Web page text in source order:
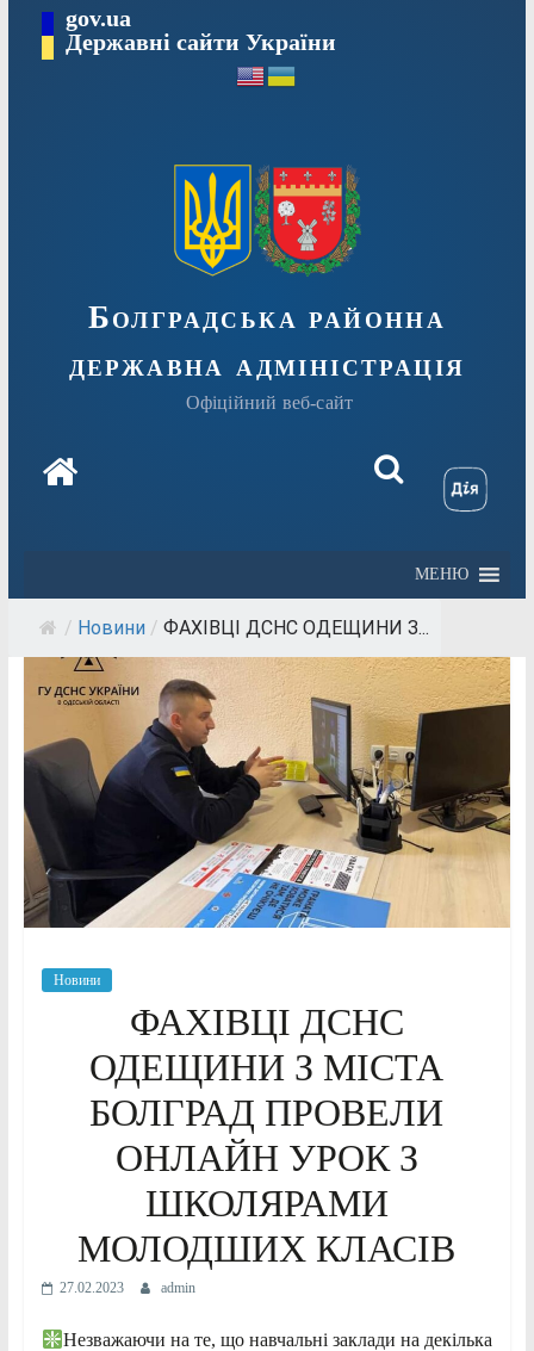
Перейтиgov.ua
Державні сайти України
Болградська районна
державна адміністрація
Офіційний веб-сайт
МЕНЮ
/ Новини / ФАХІВЦІ ДСНС ОДЕЩИНИ З...
Новини
ФАХІВЦІ ДСНС
ОДЕЩИНИ З МІСТА
БОЛГРАД ПРОВЕЛИ
ОНЛАЙН УРОК З
ШКОЛЯРАМИ
МОЛОДШИХ КЛАСІВ
27.02.2023 admin
Незважаючи на те, що навчальні заклади на декілька